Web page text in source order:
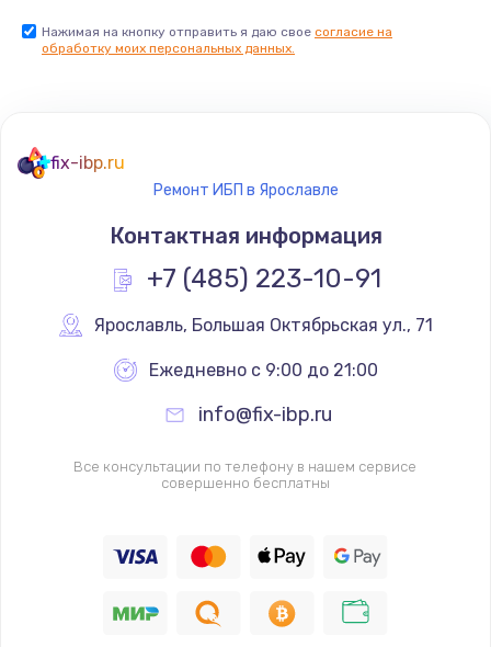
Нажимая на кнопку отправить я даю свое согласие на
обработку моих персональных данных.
fix-ibp.ru
Ремонт ИБП в Ярославле
Контактная информация
+7 (485) 223-10-91
Ярославль, Большая Октябрьская ул., 71
Ежедневно с 9:00 до 21:00
info@fix-ibp.ru
Все консультации по телефону в нашем сервисе
совершенно бесплатны